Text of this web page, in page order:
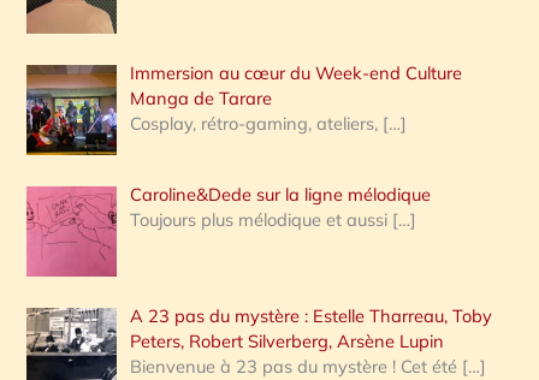
:
Immersion au cœur du Week-end Culture
Manga de Tarare
Cosplay, rétro-gaming, ateliers, […]
Caroline&Dede sur la ligne mélodique
Toujours plus mélodique et aussi […]
A 23 pas du mystère : Estelle Tharreau, Toby
Peters, Robert Silverberg, Arsène Lupin
Bienvenue à 23 pas du mystère ! Cet été […]